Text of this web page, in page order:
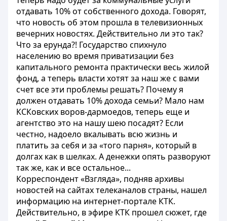
отдавать 10% от собственного дохода. Говорят,
что новость об этом прошла в телевизионных
вечерних новостях. Действительно ли это так?
Что за ерунда?! Государство спихнуло
населению во время приватизации без
капитального ремонта практически весь жилой
фонд, а теперь власти хотят за наш же с вами
счет все эти проблемы решать? Почему я
должен отдавать 10% дохода семьи? Мало нам
КСКовских воров-дармоедов, теперь еще и
агентство это на нашу шею посадят? Если
честно, надоело вкалывать всю жизнь и
платить за себя и за «того парня», который в
долгах как в шелках. А денежки опять разворуют
так же, как и все остальное...
Корреспондент «Взгляда», подняв архивы
новостей на сайтах телеканалов страны, нашел
информацию на интернет-портале КТК.
Действительно, в эфире КТК прошел сюжет, где